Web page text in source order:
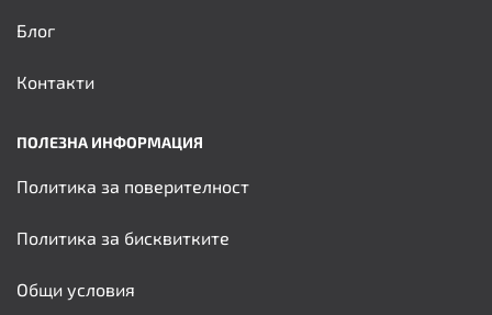
Блог
Контакти
ПОЛЕЗНА ИНФОРМАЦИЯ
Политика за поверителност
Политика за бисквитките
Общи условия